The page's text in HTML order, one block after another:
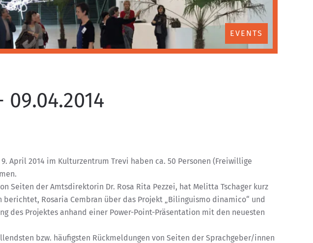
EVENTS
April 2014 im Kulturzentrum Trevi haben ca. 50 Personen (Freiwillige
Seiten der Amtsdirektorin Dr. Rosa Rita Pezzei, hat Melitta Tschager kurz
Rosaria Cembran über das Projekt „Bilinguismo dinamico“ und
des Projektes anhand einer Power-Point-Präsentation mit den neuesten
bzw. häufigsten Rückmeldungen von Seiten der Sprachgeber/innen